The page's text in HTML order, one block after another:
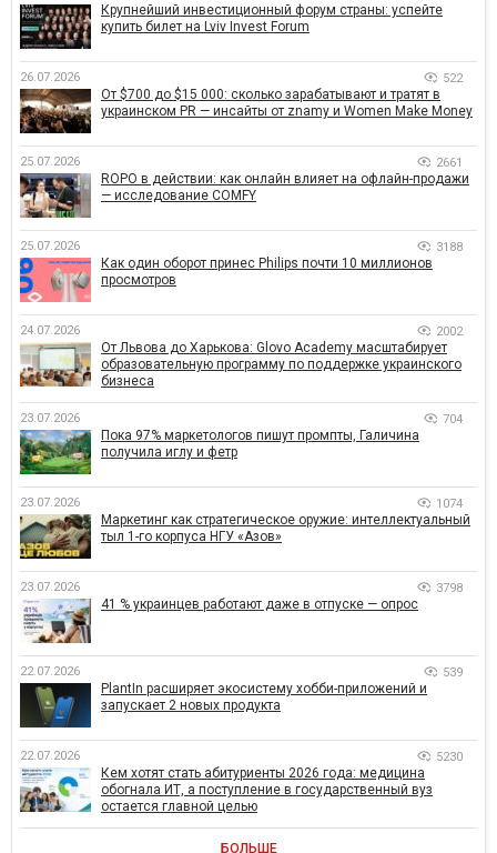
Крупнейший инвестиционный форум страны: успейте
купить билет на Lviv Invest Forum
26.07.2026 522
От $700 до $15 000: сколько зарабатывают и тратят в
украинском PR — инсайты от znamy и Women Make Money
25.07.2026 2661
ROPO в действии: как онлайн влияет на офлайн-продажи
— исследование COMFY
25.07.2026 3188
Как один оборот принес Philips почти 10 миллионов
просмотров
24.07.2026 2002
От Львова до Харькова: Glovo Academy масштабирует
образовательную программу по поддержке украинского
бизнеса
23.07.2026 704
Пока 97% маркетологов пишут промпты, Галичина
получила иглу и фетр
23.07.2026 1074
Маркетинг как стратегическое оружие: интеллектуальный
тыл 1-го корпуса НГУ «Азов»
23.07.2026 3798
41 % украинцев работают даже в отпуске — опрос
22.07.2026 539
PlantIn расширяет экосистему хобби-приложений и
запускает 2 новых продукта
22.07.2026 5230
Кем хотят стать абитуриенты 2026 года: медицина
обогнала ИТ, а поступление в государственный вуз
остается главной целью
БОЛЬШЕ